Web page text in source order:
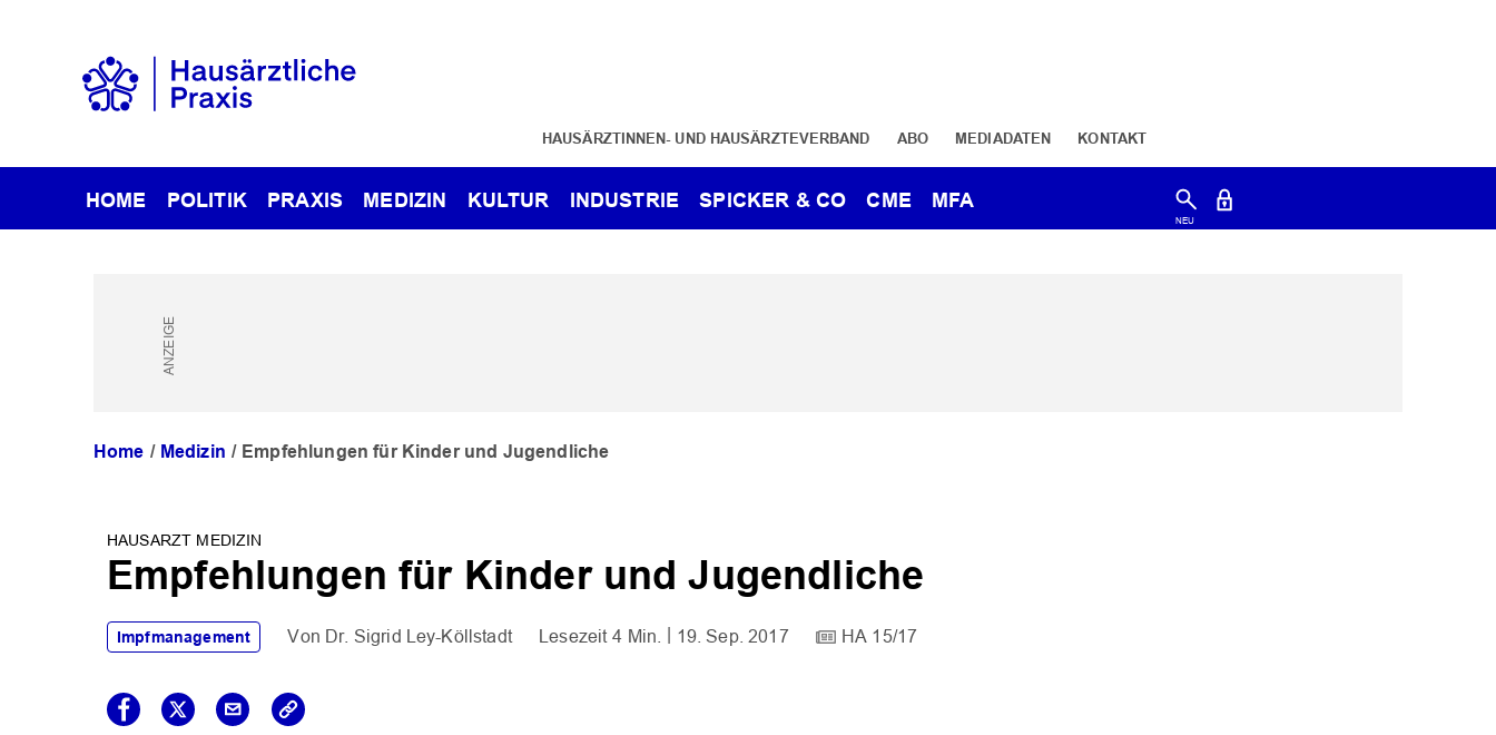
HAUSÄRZTINNEN- UND HAUSÄRZTEVERBAND ABO MEDIADATEN KONTAKT
HOME POLITIK PRAXIS MEDIZIN KULTUR INDUSTRIE SPICKER & CO CME MFA
Home Medizin Empfehlungen für Kinder und Jugendliche
HAUSARZT MEDIZIN
Empfehlungen für Kinder und Jugendliche
Impfmanagement Dr. Sigrid Ley-Köllstadt 4 Min. 19. Sep. 2017 HA 15/17